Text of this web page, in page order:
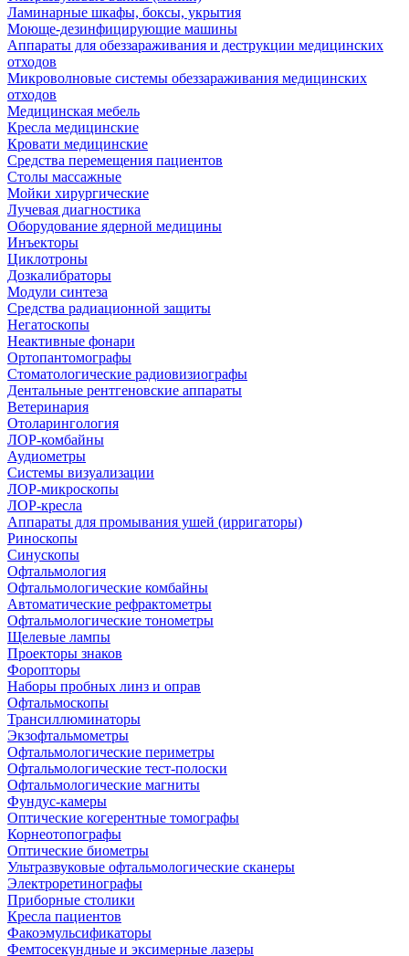
Ламинарные шкафы, боксы, укрытия
Моюще-дезинфицирующие машины
Аппараты для обеззараживания и деструкции медицинских
отходов
Микроволновые системы обеззараживания медицинских
отходов
Медицинская мебель
Кресла медицинские
Кровати медицинские
Средства перемещения пациентов
Столы массажные
Мойки хирургические
Лучевая диагностика
Оборудование ядерной медицины
Инъекторы
Циклотроны
Дозкалибраторы
Модули синтеза
Средства радиационной защиты
Негатоскопы
Неактивные фонари
Ортопантомографы
Стоматологические радиовизиографы
Дентальные рентгеновские аппараты
Ветеринария
Отоларингология
ЛОР-комбайны
Аудиометры
Системы визуализации
ЛОР-микроскопы
ЛОР-кресла
Аппараты для промывания ушей (ирригаторы)
Риноскопы
Синускопы
Офтальмология
Офтальмологические комбайны
Автоматические рефрактометры
Офтальмологические тонометры
Щелевые лампы
Проекторы знаков
Форопторы
Наборы пробных линз и оправ
Офтальмоскопы
Трансиллюминаторы
Экзофтальмометры
Офтальмологические периметры
Офтальмологические тест-полоски
Офтальмологические магниты
Фундус-камеры
Оптические когерентные томографы
Корнеотопографы
Оптические биометры
Ультразвуковые офтальмологические сканеры
Электроретинографы
Приборные столики
Кресла пациентов
Факоэмульсификаторы
Фемтосекундные и эксимерные лазеры